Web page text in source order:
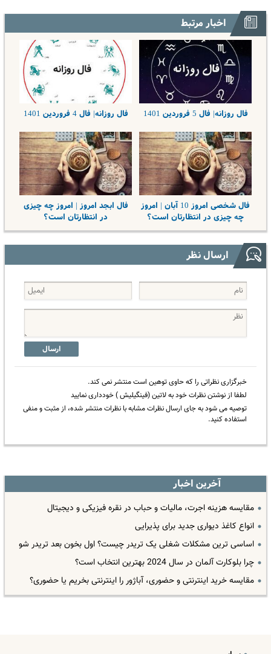
اخبار مرتبط
فال روزانه| فال 5 فروردین 1401 فال روزانه| فال 4 فروردین 1401
فال شخصی امروز 10 آبان | امروز
چه چیزی در انتظارتان است؟
فال ابجد امروز | امروز چه چیزی
در انتظارتان است؟
ارسال نظر
ارسال
خبرگزاری نظراتی را که حاوی توهین است منتشر نمی کند.
لطفا از نوشتن نظرات خود به لاتین (فینگیلیش ) خودداری نمایید
توصیه می شود به جای ارسال نظرات مشابه با نظرات منتشر شده، از مثبت و منفی
استفاده کنید.
آخرین اخبار
مقایسه هزینه اجرت، مالیات و حباب در نقره فیزیکی و دیجیتال
انواع کاغذ دیواری جدید برای پذیرایی
اساسی ترین مشکلات شغلی یک تریدر چیست؟ اول بخون بعد تریدر شو
چرا بلوکارت آلمان در سال 2024 بهترین انتخاب است؟
مقایسه خرید اینترنتی و حضوری، آباژور را اینترنتی بخریم یا حضوری؟